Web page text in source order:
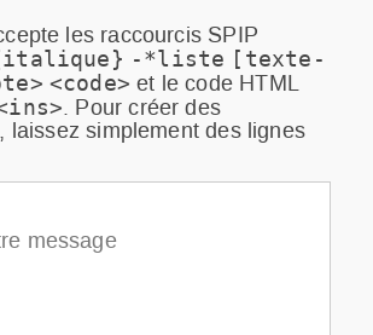
message
les raccourcis SPIP
-*liste [texte-
<code> et le code HTML
. Pour créer des
laissez simplement des lignes